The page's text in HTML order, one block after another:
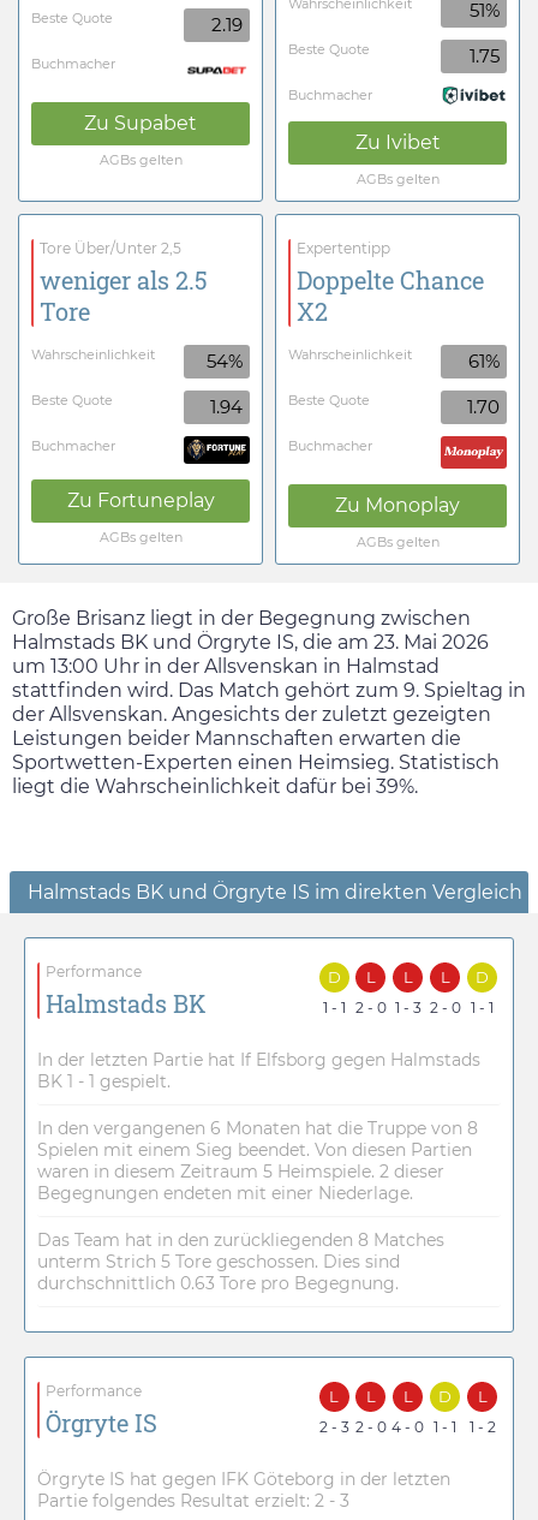
Beste Quote 2.19
Buchmacher
Zu Supabet
AGBs gelten
Wahrscheinlichkeit 51%
Beste Quote 1.75
Buchmacher
Zu Ivibet
AGBs gelten
Tore Über/Unter 2,5
weniger als 2.5
Tore
Wahrscheinlichkeit 54%
Beste Quote 1.94
Buchmacher
Zu Fortuneplay
AGBs gelten
Expertentipp
Doppelte Chance
X2
Wahrscheinlichkeit 61%
Beste Quote 1.70
Buchmacher
Zu Monoplay
AGBs gelten
Große Brisanz liegt in der Begegnung zwischen
Halmstads BK und Örgryte IS, die am 23. Mai 2026
um 13:00 Uhr in der Allsvenskan in Halmstad
stattfinden wird. Das Match gehört zum 9. Spieltag in
der Allsvenskan. Angesichts der zuletzt gezeigten
Leistungen beider Mannschaften erwarten die
Sportwetten-Experten einen Heimsieg. Statistisch
liegt die Wahrscheinlichkeit dafür bei 39%.
Halmstads BK und Örgryte IS im direkten Vergleich
Performance
Halmstads BK
D
1 - 1
L
2 - 0
L
1 - 3
L
2 - 0
D
1 - 1
In der letzten Partie hat If Elfsborg gegen Halmstads
BK 1 - 1 gespielt.
In den vergangenen 6 Monaten hat die Truppe von 8
Spielen mit einem Sieg beendet. Von diesen Partien
waren in diesem Zeitraum 5 Heimspiele. 2 dieser
Begegnungen endeten mit einer Niederlage.
Das Team hat in den zurückliegenden 8 Matches
unterm Strich 5 Tore geschossen. Dies sind
durchschnittlich 0.63 Tore pro Begegnung.
Performance
Örgryte IS
L
2 - 3
L
2 - 0
L
4 - 0
D
1 - 1
L
1 - 2
Örgryte IS hat gegen IFK Göteborg in der letzten
Partie folgendes Resultat erzielt: 2 - 3